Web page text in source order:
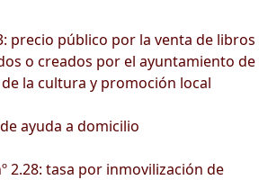
precio público por la venta de libros
o creados por el ayuntamiento de
la cultura y promoción local
ayuda a domicilio
2.28: tasa por inmovilización de